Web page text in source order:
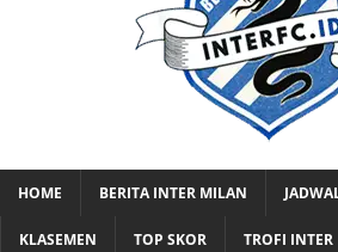
HOME BERITA INTER MILAN
KLASEMEN TOP SKOR TROFI INTER